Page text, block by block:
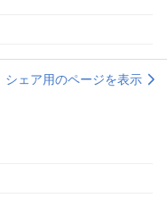
シェア用のページを表示